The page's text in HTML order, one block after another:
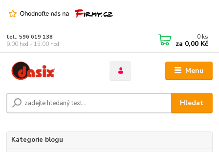
Menu
Hledat
tel.: 596 619 138
9.00 hod - 15.00 hod.
0 ks
za 0,00 Kč
Kategorie blogu